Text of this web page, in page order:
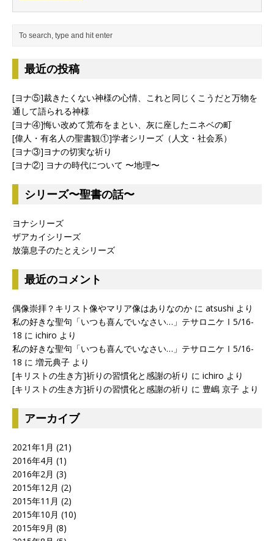
最近の投稿
[ヨナ⑤]裁きたくない神様の心情、これと同じくこうだと万物を
通して語られる神様
[ヨナ④]悔い改めて荒布をまとい、灰に座したニネベの町
[偉人・有名人の聖書観①]学者シリーズ（人文・社会系）
[ヨナ③]ヨナの切実な祈り
[ヨナ②] ヨナの時代について 〜地理〜
シリーズ〜聖書の話〜
ヨナシリーズ
ザアカイシリーズ
放蕩息子のたとえシリーズ
最近のコメント
偶像崇拝？キリスト像やマリア像はありなのか に atsushi より
私の好きな聖句「いつも喜んでいなさい…」テサロニケⅠ5/16-
18 に ichiro より
私の好きな聖句「いつも喜んでいなさい…」テサロニケⅠ5/16-
18 に 増元典子 より
[キリストの生き方]祈りの習慣化と感謝の祈り に ichiro より
[キリストの生き方]祈りの習慣化と感謝の祈り に 豊嶋 京子 より
アーカイブ
2021年1月 (21)
2016年4月 (1)
2016年2月 (3)
2015年12月 (2)
2015年11月 (2)
2015年10月 (10)
2015年9月 (8)